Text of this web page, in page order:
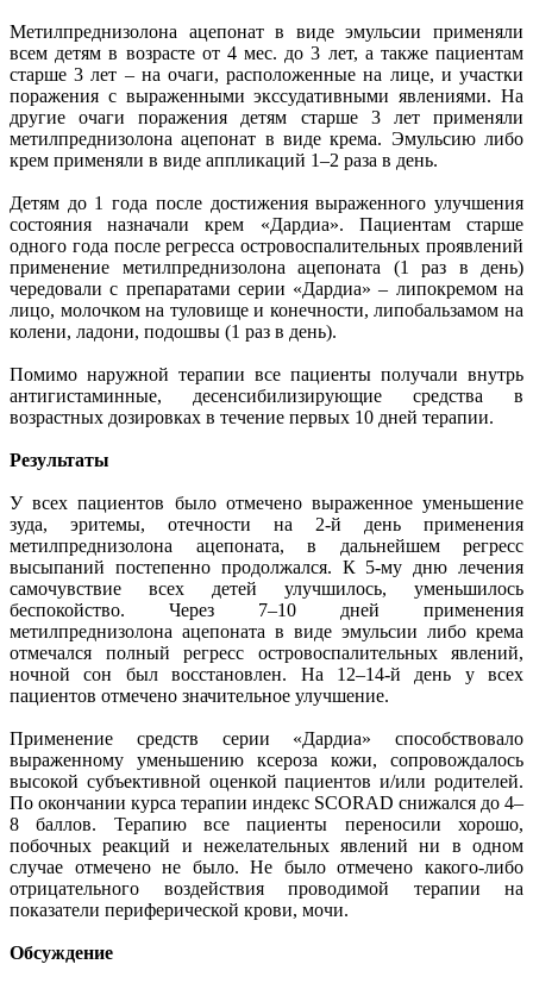
Метилпреднизолона ацепонат в виде эмульсии применяли
всем детям в возрасте от 4 мес. до 3 лет, а также пациентам
старше 3 лет – на очаги, расположенные на лице, и участки
поражения с выраженными экссудативными явлениями. На
другие очаги поражения детям старше 3 лет применяли
метилпреднизолона ацепонат в виде крема. Эмульсию либо
крем применяли в виде аппликаций 1–2 раза в день.
Детям до 1 года после достижения выраженного улучшения
состояния назначали крем «Дардиа». Пациентам старше
одного года после регресса островоспалительных проявлений
применение метилпреднизолона ацепоната (1 раз в день)
чередовали с препаратами серии «Дардиа» – липокремом на
лицо, молочком на туловище и конечности, липобальзамом на
колени, ладони, подошвы (1 раз в день).
Помимо наружной терапии все пациенты получали внутрь
антигистаминные, десенсибилизирующие средства в
возрастных дозировках в течение первых 10 дней терапии.
Результаты
У всех пациентов было отмечено выраженное уменьшение
зуда, эритемы, отечности на 2-й день применения
метилпреднизолона ацепоната, в дальнейшем регресс
высыпаний постепенно продолжался. К 5-му дню лечения
самочувствие всех детей улучшилось, уменьшилось
беспокойство. Через 7–10 дней применения
метилпреднизолона ацепоната в виде эмульсии либо крема
отмечался полный регресс островоспалительных явлений,
ночной сон был восстановлен. На 12–14-й день у всех
пациентов отмечено значительное улучшение.
Применение средств серии «Дардиа» способствовало
выраженному уменьшению ксероза кожи, сопровождалось
высокой субъективной оценкой пациентов и/или родителей.
По окончании курса терапии индекс SCORAD снижался до 4–
8 баллов. Терапию все пациенты переносили хорошо,
побочных реакций и нежелательных явлений ни в одном
случае отмечено не было. Не было отмечено какого-либо
отрицательного воздействия проводимой терапии на
показатели периферической крови, мочи.
Обсуждение